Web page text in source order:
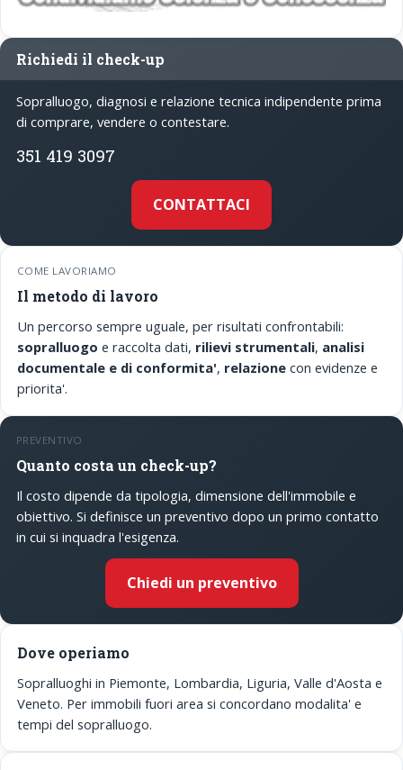
Richiedi il check-up
Sopralluogo, diagnosi e relazione tecnica indipendente prima
di comprare, vendere o contestare.
351 419 3097
CONTATTACI
COME LAVORIAMO
Il metodo di lavoro
Un percorso sempre uguale, per risultati confrontabili:
sopralluogo e raccolta dati, rilievi strumentali, analisi
documentale e di conformita', relazione con evidenze e
priorita'.
PREVENTIVO
Quanto costa un check-up?
Il costo dipende da tipologia, dimensione dell'immobile e
obiettivo. Si definisce un preventivo dopo un primo contatto
in cui si inquadra l'esigenza.
Chiedi un preventivo
Dove operiamo
Sopralluoghi in Piemonte, Lombardia, Liguria, Valle d'Aosta e
Veneto. Per immobili fuori area si concordano modalita' e
tempi del sopralluogo.